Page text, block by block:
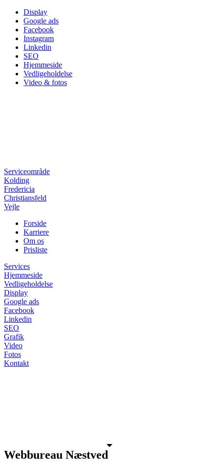
Skip
content
Display
Google ads
Facebook
Instagram
Linkedin
SEO
Hjemmeside
Vedligeholdelse
Video & fotos
Serviceområde
Kolding
Fredericia
Christiansfeld
Vejle
Forside
Karriere
Om os
Prisliste
Services
Hjemmeside
Vedligeholdelse
Display
Google ads
Facebook
Linkedin
SEO
Grafik
Video
Fotos
Kontakt
Webbureau Næstved